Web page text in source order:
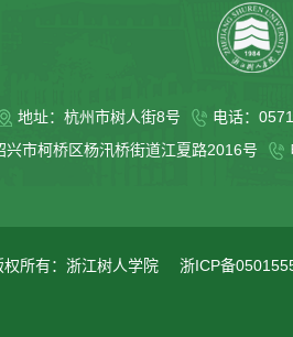
地址：杭州市树人街8号 电话：
兴市柯桥区杨汛桥街道江夏路2016号
权所有：浙江树人学院 浙ICP备